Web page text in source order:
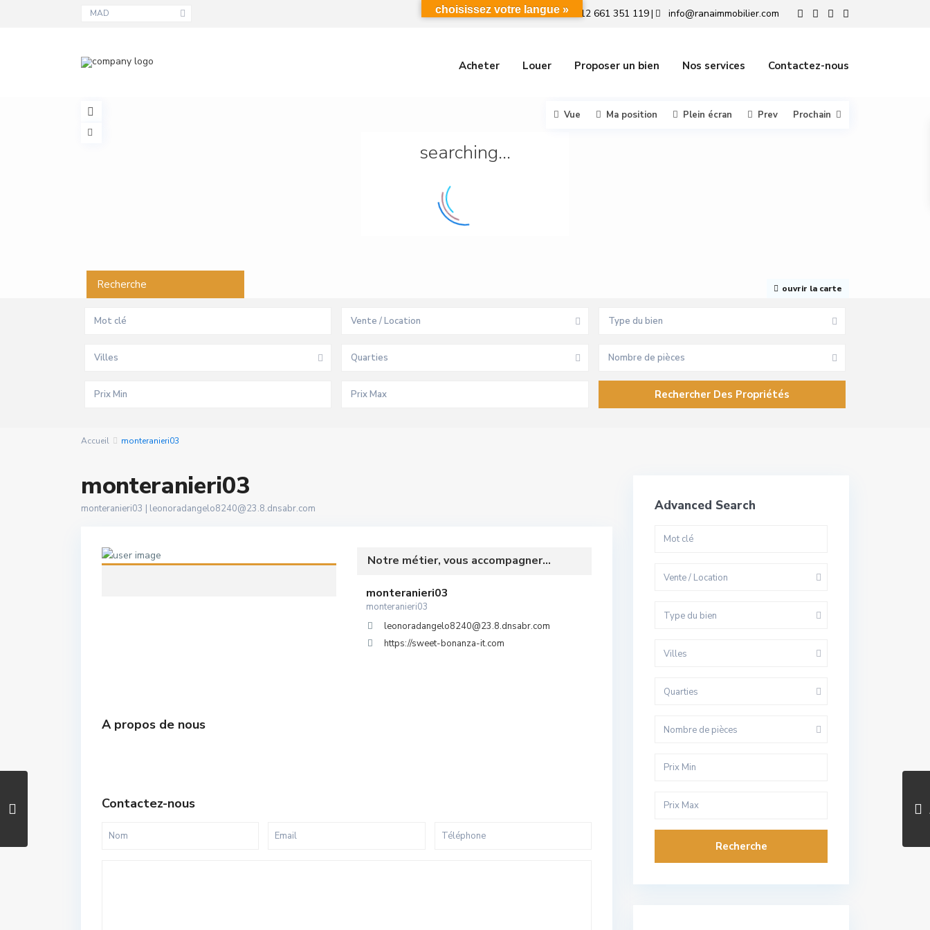
MAD +212 661 351 119| info@ranaimmobilier.com
Acheter Louer Proposer un bien Nos services Contactez-nous
searching...
ouvrir la carte
Vue Ma position Plein écran Prev Prochain
Recherche
Vente / Location Type du bien
Villes Quarties Nombre de pièces
Accueil monteranieri03
monteranieri03
monteranieri03 | leonoradangelo8240@23.8.dnsabr.com
Notre métier, vous accompagner...
monteranieri03
monteranieri03
leonoradangelo8240@23.8.dnsabr.com
https://sweet-bonanza-it.com
A propos de nous
Contactez-nous
Advanced Search
Vente / Location
Type du bien
Villes
Quarties
Nombre de pièces
Recherche
choisissez votre langue »